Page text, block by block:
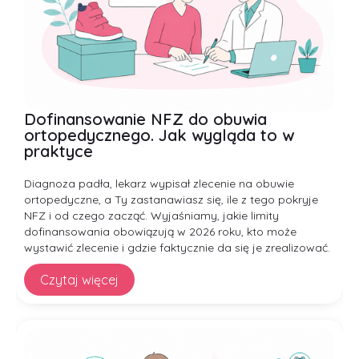
Dofinansowanie NFZ do obuwia
ortopedycznego. Jak wygląda to w
praktyce
Diagnoza padła, lekarz wypisał zlecenie na obuwie
ortopedyczne, a Ty zastanawiasz się, ile z tego pokryje
NFZ i od czego zacząć. Wyjaśniamy, jakie limity
dofinansowania obowiązują w 2026 roku, kto może
wystawić zlecenie i gdzie faktycznie da się je zrealizować.
Czytaj więcej